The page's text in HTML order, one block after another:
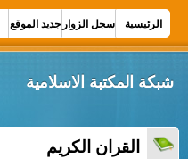
الرئيسية سجل الزوار جديد الموقع
شبكة المكتبة الاسلامية
القران الكريم